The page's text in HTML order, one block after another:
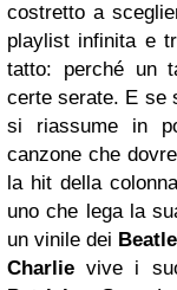
costretto a
playlist infinita e
tatto: perché un
certe serate. E se
si riassume in
canzone che
la hit della
uno che lega la
un vinile dei
Charlie vive i